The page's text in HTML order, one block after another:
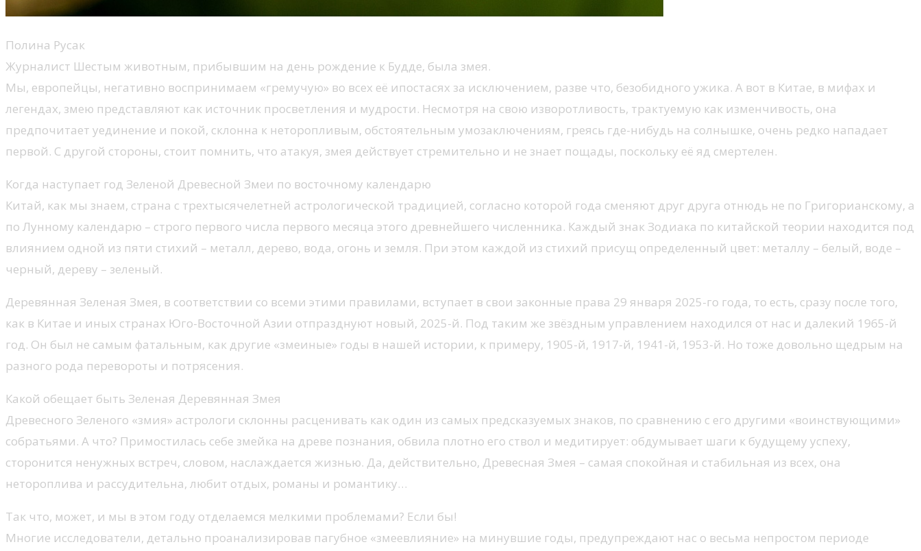
Полина Русак
Журналист Шестым животным, прибывшим на день рождение к Будде, была змея.
Мы, европейцы, негативно воспринимаем «гремучую» во всех её ипостасях за исключением, разве что, безобидного ужика. А вот в Китае, в мифах и
легендах, змею представляют как источник просветления и мудрости. Несмотря на свою изворотливость, трактуемую как изменчивость, она
предпочитает уединение и покой, склонна к неторопливым, обстоятельным умозаключениям, греясь где-нибудь на солнышке, очень редко нападает
первой. С другой стороны, стоит помнить, что атакуя, змея действует стремительно и не знает пощады, поскольку её яд смертелен.
Когда наступает год Зеленой Древесной Змеи по восточному календарю
Китай, как мы знаем, страна с трехтысячелетней астрологической традицией, согласно которой года сменяют друг друга отнюдь не по Григорианскому, а
по Лунному календарю – строго первого числа первого месяца этого древнейшего численника. Каждый знак Зодиака по китайской теории находится под
влиянием одной из пяти стихий – металл, дерево, вода, огонь и земля. При этом каждой из стихий присущ определенный цвет: металлу – белый, воде –
черный, дереву – зеленый.
Деревянная Зеленая Змея, в соответствии со всеми этими правилами, вступает в свои законные права 29 января 2025-го года, то есть, сразу после того,
как в Китае и иных странах Юго-Восточной Азии отпразднуют новый, 2025-й. Под таким же звёздным управлением находился от нас и далекий 1965-й
год. Он был не самым фатальным, как другие «змеиные» годы в нашей истории, к примеру, 1905-й, 1917-й, 1941-й, 1953-й. Но тоже довольно щедрым на
разного рода перевороты и потрясения.
Какой обещает быть Зеленая Деревянная Змея
Древесного Зеленого «змия» астрологи склонны расценивать как один из самых предсказуемых знаков, по сравнению с его другими «воинствующими»
собратьями. А что? Примостилась себе змейка на древе познания, обвила плотно его ствол и медитирует: обдумывает шаги к будущему успеху,
сторонится ненужных встреч, словом, наслаждается жизнью. Да, действительно, Древесная Змея – самая спокойная и стабильная из всех, она
нетороплива и рассудительна, любит отдых, романы и романтику…
Так что, может, и мы в этом году отделаемся мелкими проблемами? Если бы!
Многие исследователи, детально проанализировав пагубное «змеевлияние» на минувшие годы, предупреждают нас о весьма непростом периоде